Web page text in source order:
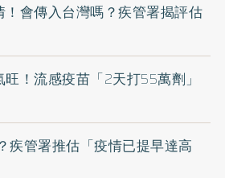
會傳入台灣嗎？疾管署揭評估
！流感疫苗「2天打55萬劑」
疾管署推估「疫情已提早達高